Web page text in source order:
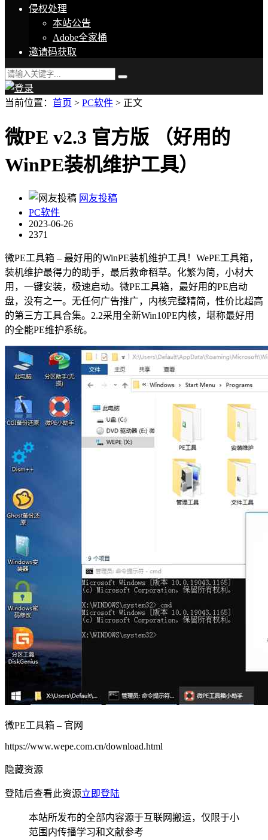
侵权处理
本站公告
Adobe全家桶
邀请码获取
当前位置： 首页 > PC软件 > 正文
微PE v2.3 官方版 （好用的
WinPE装机维护工具）
网友投稿
PC软件
2023-06-26
2371
微PE工具箱 – 最好用的WinPE装机维护工具！WePE工具箱，
装机维护最得力的助手，最后救命稻草。化繁为简，小材大
用，一键安装，极速启动。微PE工具箱，最好用的PE启动
盘，没有之一。无任何广告推广，内核完整精简，性价比超高
的第三方工具合集。2.2采用全新Win10PE内核，堪称最好用
的全能PE维护系统。
微PE工具箱 – 官网
https://www.wepe.com.cn/download.html
隐藏资源
登陆后查看此资源立即登陆
本站所发布的全部内容源于互联网搬运，仅限于小
范围内传播学习和文献参考